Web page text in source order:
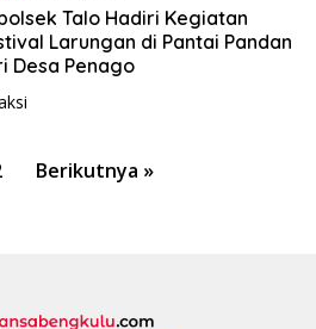
Talo Hadiri Kegiatan
Larungan di Pantai Pandan
Desa Penago
Berikutnya »